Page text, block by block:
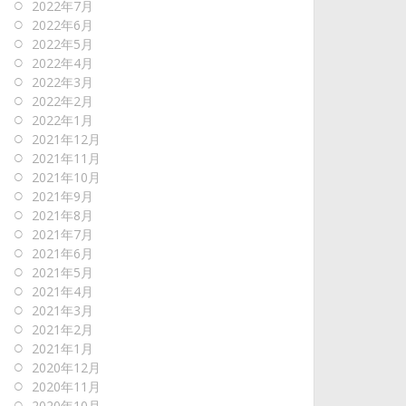
2022年7月
2022年6月
2022年5月
2022年4月
2022年3月
2022年2月
2022年1月
2021年12月
2021年11月
2021年10月
2021年9月
2021年8月
2021年7月
2021年6月
2021年5月
2021年4月
2021年3月
2021年2月
2021年1月
2020年12月
2020年11月